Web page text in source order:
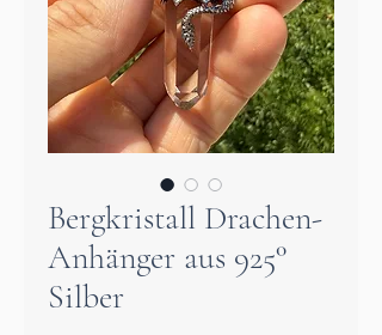
Bergkristall Drachen-
Anhänger aus 925°
Silber